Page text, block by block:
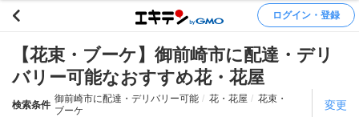
ログイン・登録
【花束・ブーケ】御前崎市に配達・デリ
バリー可能なおすすめ花・花屋
検索条件
御前崎市に配達・デリバリー可能 花・花屋
花束・
ブーケ
変更